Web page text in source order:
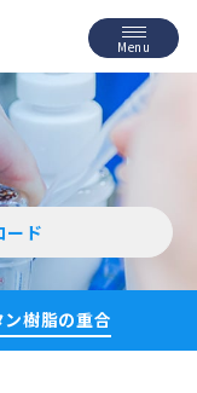
山南合成化学株式
Menu
ード
ン樹脂の重合